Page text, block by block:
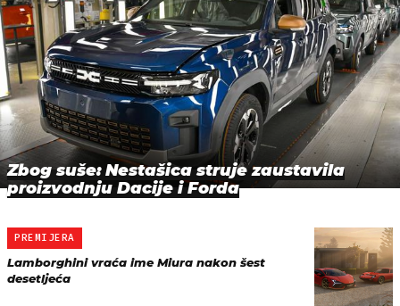
Zbog suše: Nestašica struje zaustavila
proizvodnju Dacije i Forda
PREMIJERA
Lamborghini vraća ime Miura nakon šest
desetljeća